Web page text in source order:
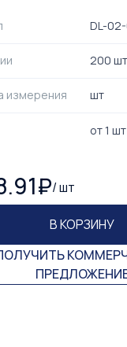
DL-
200 шт
измерения шт
от1 шт
₽/шт
В КОРЗИНУ